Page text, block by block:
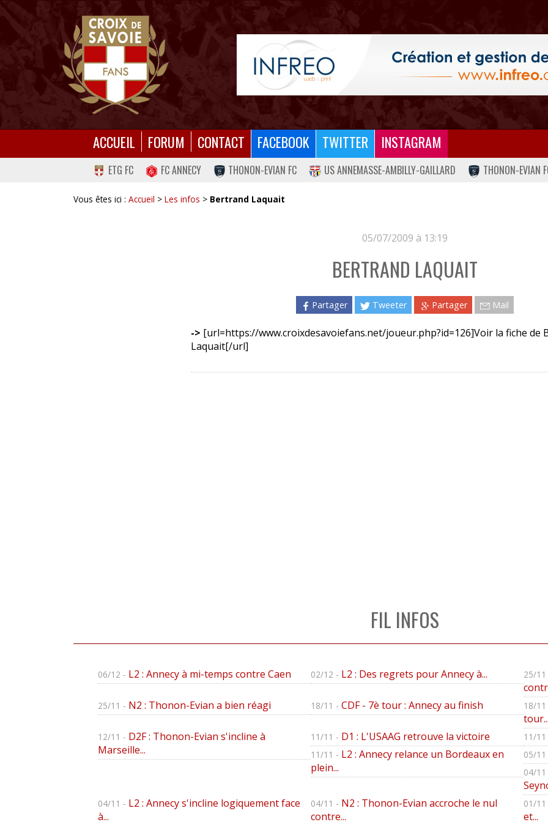
ACCUEIL FORUM CONTACT FACEBOOK TWITTER INSTAGRAM
ETG FC FC ANNECY THONON-EVIAN FC US ANNEMASSE-AMBILLY-GAILLARD THONON-EVIAN
Vous êtes ici : Accueil > Les infos > Bertrand Laquait
05/07/2009 à 13:19
BERTRAND LAQUAIT
Partager Tweeter Partager Mail
-> [url=https://www.croixdesavoiefans.net/joueur.php?id=126]Voir la fiche de
Laquait[/url]
FIL INFOS
06/12 - L2 : Annecy à mi-temps contre Caen 02/12 - L2 : Des regrets pour Annecy à... 25/11
25/11 - N2 : Thonon-Evian a bien réagi 18/11 - CDF - 7è tour : Annecy au finish 18/11
tour...
12/11 - D2F : Thonon-Evian s'incline à
Marseille...
11/11 - D1 : L'USAAG retrouve la victoire 11/11
11/11 - L2 : Annecy relance un Bordeaux en
plein...
05/11
04/11
04/11 - L2 : Annecy s'incline logiquement face
à...
04/11 - N2 : Thonon-Evian accroche le nul
contre...
01/11
et...